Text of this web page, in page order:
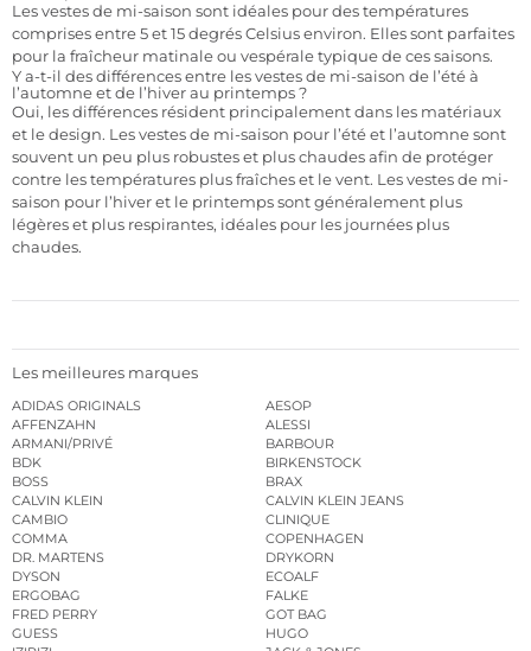
Les vestes de mi-saison sont idéales pour des températures
comprises entre 5 et 15 degrés Celsius environ. Elles sont parfaites
pour la fraîcheur matinale ou vespérale typique de ces saisons.
Y a-t-il des différences entre les vestes de mi-saison de l’été à
l’automne et de l’hiver au printemps ?
Oui, les différences résident principalement dans les matériaux
et le design. Les vestes de mi-saison pour l’été et l’automne sont
souvent un peu plus robustes et plus chaudes afin de protéger
contre les températures plus fraîches et le vent. Les vestes de mi-
saison pour l’hiver et le printemps sont généralement plus
légères et plus respirantes, idéales pour les journées plus
chaudes.
Les meilleures marques
ADIDAS ORIGINALS
AESOP
AFFENZAHN
ALESSI
ARMANI/PRIVÉ
BARBOUR
BDK
BIRKENSTOCK
BOSS
BRAX
CALVIN KLEIN
CALVIN KLEIN JEANS
CAMBIO
CLINIQUE
COMMA
COPENHAGEN
DR. MARTENS
DRYKORN
DYSON
ECOALF
ERGOBAG
FALKE
FRED PERRY
GOT BAG
GUESS
HUGO